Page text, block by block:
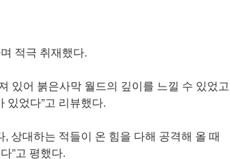
적극 취재했다.
있어 붉은사막 월드의 깊이를 느낄 수 있었고
있었다”고 리뷰했다.
, 상대하는 적들이 온 힘을 다해 공격해 올 때
”고 평했다.